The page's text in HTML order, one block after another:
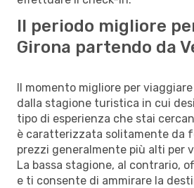
Il periodo migliore
Girona partendo da
Il momento migliore per
dalla stagione turistica in cui
tipo di esperienza che stai
è caratterizzata solitamente da
prezzi generalmente più alti per
La bassa stagione, al contrario,
e ti consente di ammirare la